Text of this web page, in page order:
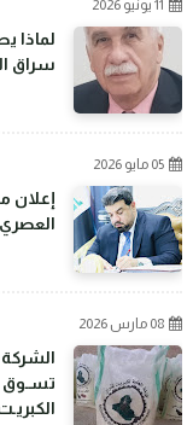
11 يونيو 2026
لماذا
سراق
05 مايو 2026
إعلان
08 مارس 2026